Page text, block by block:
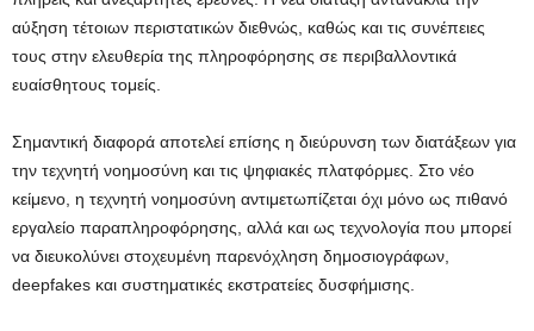
αύξηση τέτοιων περιστατικών διεθνώς, καθώς και τις συνέπειες
τους στην ελευθερία της πληροφόρησης σε περιβαλλοντικά
ευαίσθητους τομείς.
Σημαντική διαφορά αποτελεί επίσης η διεύρυνση των διατάξεων για
την τεχνητή νοημοσύνη και τις ψηφιακές πλατφόρμες. Στο νέο
κείμενο, η τεχνητή νοημοσύνη αντιμετωπίζεται όχι μόνο ως πιθανό
εργαλείο παραπληροφόρησης, αλλά και ως τεχνολογία που μπορεί
να διευκολύνει στοχευμένη παρενόχληση δημοσιογράφων,
deepfakes και συστηματικές εκστρατείες δυσφήμισης.